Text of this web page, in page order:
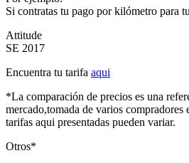
Si contratas tu pago por kilómetro para
Attitude
SE 2017
Encuentra tu tarifa aqui
*La comparación de precios es una
mercado,tomada de varios compradores
tarifas aqui presentadas pueden variar.
Otros*